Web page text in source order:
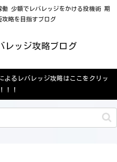
少額でレバレッジをかける投機術 期
攻略を目指すブログ
レッジ攻略ブログ
よるレバレッジ攻略はここをクリッ
！！